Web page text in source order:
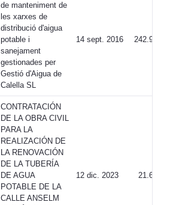
de manteniment de
les xarxes de
distribució d'aigua
potable i
sanejament
gestionades per
Gestió d'Aigua de
Calella SL
14 sept. 2016
CONTRATACIÓN
DE LA OBRA CIVIL
PARA LA
REALIZACIÓN DE
LA RENOVACIÓN
DE LA TUBERÍA
DE AGUA
POTABLE DE LA
CALLE ANSELM
12 dic. 2023